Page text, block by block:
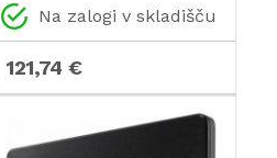
SSD Na zalogi v skladišču
121,74 €